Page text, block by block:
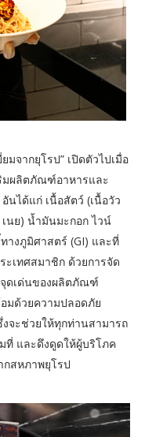
จากยุโรป” เปิดตัวไปเมื่อ
มผลิตภัณฑ์อาหารและ
นได้แก่ เนื้อสัตว์ (เนื้อวัว
นย) น้ำมันมะกอก ไวน์
างภูมิศาสตร์ (GI) และที่
ะเทศสมาชิก ด้วยการจัด
ดเด่นของผลิตภัณฑ์
มด้วยความปลอดภัย
จะช่วยให้ทุกท่านสามารถ
ที่ และดึงดูดให้ผู้บริโภค
สหภาพยุโรป